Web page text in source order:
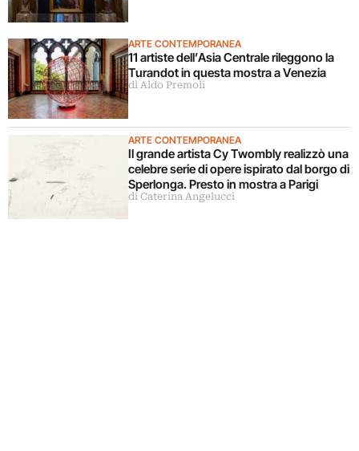
ARTE CONTEMPORANEA
11 artiste dell’Asia Centrale rileggono la
Turandot in questa mostra a Venezia
di Aldo Premoli
ARTE CONTEMPORANEA
Il grande artista Cy Twombly realizzò una
celebre serie di opere ispirato dal borgo di
Sperlonga. Presto in mostra a Parigi
di Caterina Angelucci